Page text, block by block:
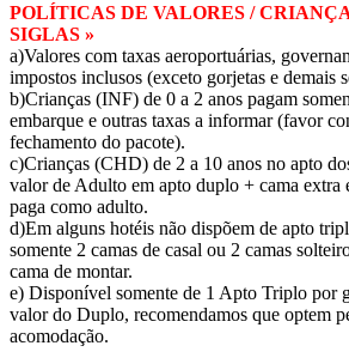
POLÍTICAS DE VALORES /
SIGLAS »
a)Valores com taxas aeroportuárias,
impostos inclusos (exceto gorjetas e demais
b)Crianças (INF) de 0 a 2 anos pagam
embarque e outras taxas a informar (favor
fechamento do pacote).
c)Crianças (CHD) de 2 a 10 anos no apto
valor de Adulto em apto duplo + cama extra
paga como adulto.
d)Em alguns hotéis não dispõem de apto
somente 2 camas de casal ou 2 camas
cama de montar.
e) Disponível somente de 1 Apto Triplo por
valor do Duplo, recomendamos que optem
acomodação.